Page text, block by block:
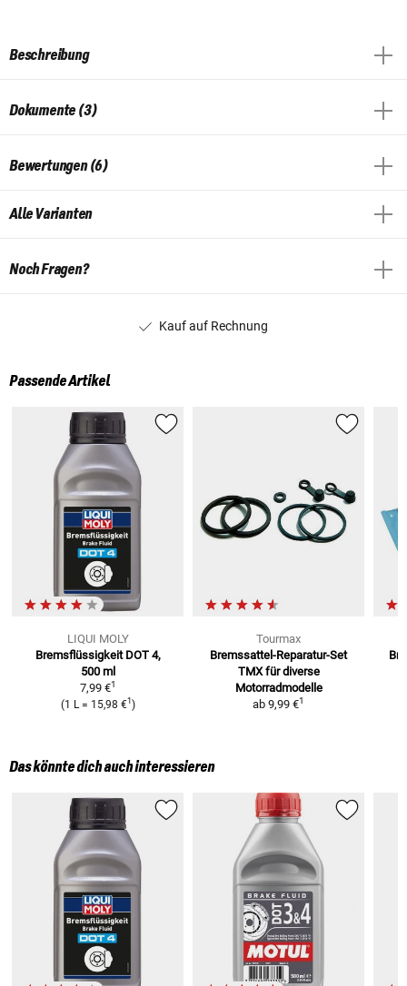
Beschreibung
Dokumente (3)
Bewertungen (6)
Alle Varianten
Noch Fragen?
Kauf auf Rechnung
Passende Artikel
LIQUI MOLY
Bremsflüssigkeit DOT 4,
500 ml
7,99 €1
(1 L = 15,98 €1 )
Tourmax
Bremssattel-Reparatur-Set
TMX für diverse
Motorradmodelle
ab 9,99 €1
Das könnte dich auch interessieren